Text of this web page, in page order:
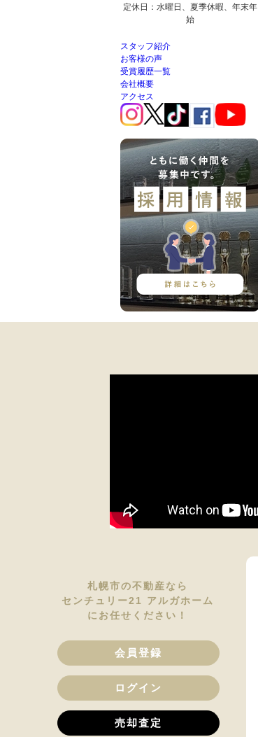
定休日：水曜日、夏季休暇、年末年
始
スタッフ紹介
お客様の声
受賞履歴一覧
会社概要
アクセス
札幌市の不動産なら
センチュリー21 アルガホーム
にお任せください！
会員登録
ログイン
売却査定